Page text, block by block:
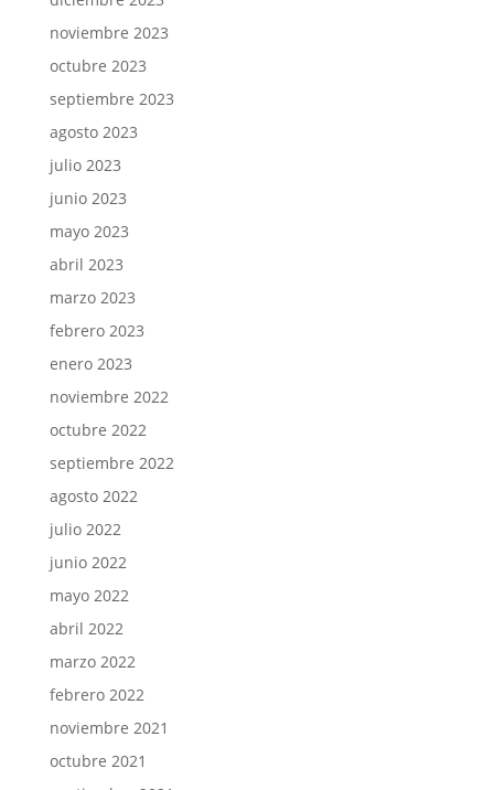
noviembre 2023
octubre 2023
septiembre 2023
agosto 2023
julio 2023
junio 2023
mayo 2023
abril 2023
marzo 2023
febrero 2023
enero 2023
noviembre 2022
octubre 2022
septiembre 2022
agosto 2022
julio 2022
junio 2022
mayo 2022
abril 2022
marzo 2022
febrero 2022
noviembre 2021
octubre 2021